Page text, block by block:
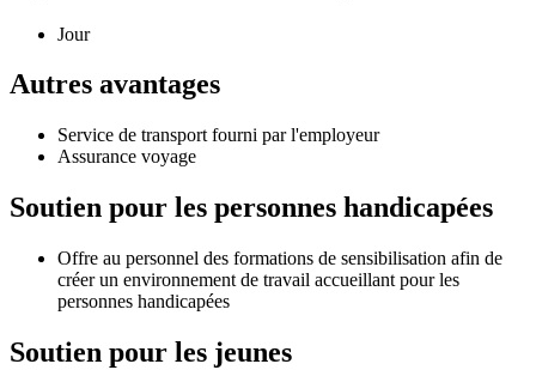
Jour
Autres avantages
Service de transport fourni par l'employeur
Assurance voyage
Soutien pour les personnes handicapées
Offre au personnel des formations de sensibilisation afin de
créer un environnement de travail accueillant pour les
personnes handicapées
Soutien pour les jeunes